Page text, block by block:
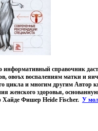
справочник
овоъх воспалениям матки и
цикла и многим другим Автор
женского здоровья,
Хайде Фишер Heide Fischer. У